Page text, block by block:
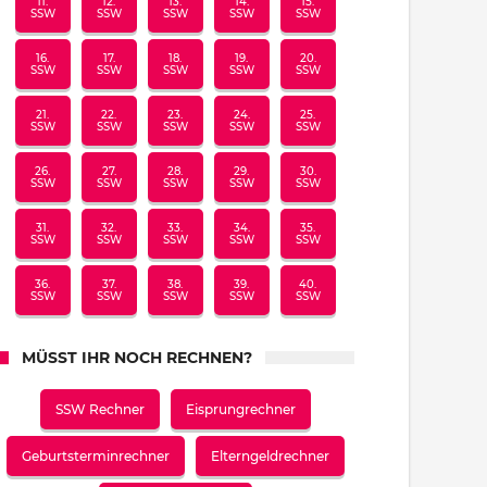
SSW
SSW
SSW
SSW
SSW
16.
SSW
17.
SSW
18.
SSW
19.
SSW
20.
SSW
21.
SSW
22.
SSW
23.
SSW
24.
SSW
25.
SSW
26.
SSW
27.
SSW
28.
SSW
29.
SSW
30.
SSW
31.
SSW
32.
SSW
33.
SSW
34.
SSW
35.
SSW
36.
SSW
37.
SSW
38.
SSW
39.
SSW
40.
SSW
MÜSST IHR NOCH RECHNEN?
SSW Rechner Eisprungrechner
Geburtsterminrechner Elterngeldrechner